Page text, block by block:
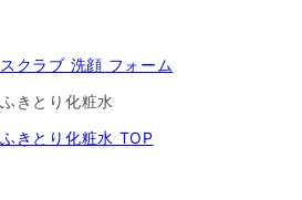
スクラブ 洗顔 フォーム
ふきとり化粧水
ふきとり化粧水 TOP